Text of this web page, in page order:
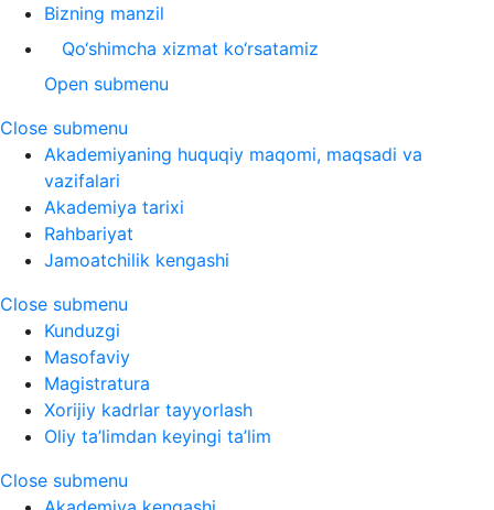
Bizning manzil
Qo‘shimcha xizmat ko‘rsatamiz
Open submenu
Close submenu
Akademiyaning huquqiy maqomi, maqsadi va
vazifalari
Akademiya tarixi
Rahbariyat
Jamoatchilik kengashi
Close submenu
Kunduzgi
Masofaviy
Magistratura
Xorijiy kadrlar tayyorlash
Oliy ta’limdan keyingi ta’lim
Close submenu